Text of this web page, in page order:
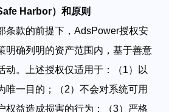
Harbor）和原则
条款的前提下，AdsPower授权安
明确列明的资产范围内，基于善意
动。上述授权仅适用于：（1）以
唯一目的；（2）不会对系统可用
权益造成损害的行为；（3）严格